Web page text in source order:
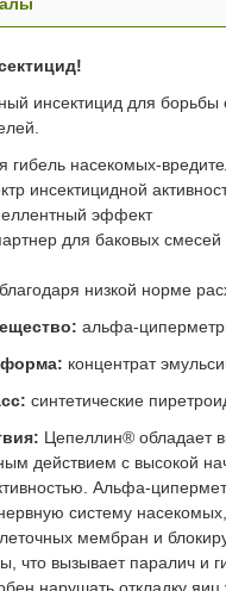
инсектицид для
гибель насекомых-
инсектицидной
эффект
для баковых смесей
низкой норме
альфа-
форма: концентрат
синтетические
Цепеллин® обладает
действием с высокой
Альфа-
систему
мембран и
что вызывает паралич и